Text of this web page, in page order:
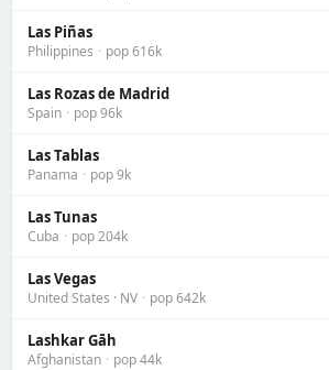
Las Piñas
Philippines · pop 616k
Las Rozas de Madrid
Spain · pop 96k
Las Tablas
Panama · pop 9k
Las Tunas
Cuba · pop 204k
Las Vegas
United States · NV · pop 642k
Lashkar Gāh
Afghanistan · pop 44k